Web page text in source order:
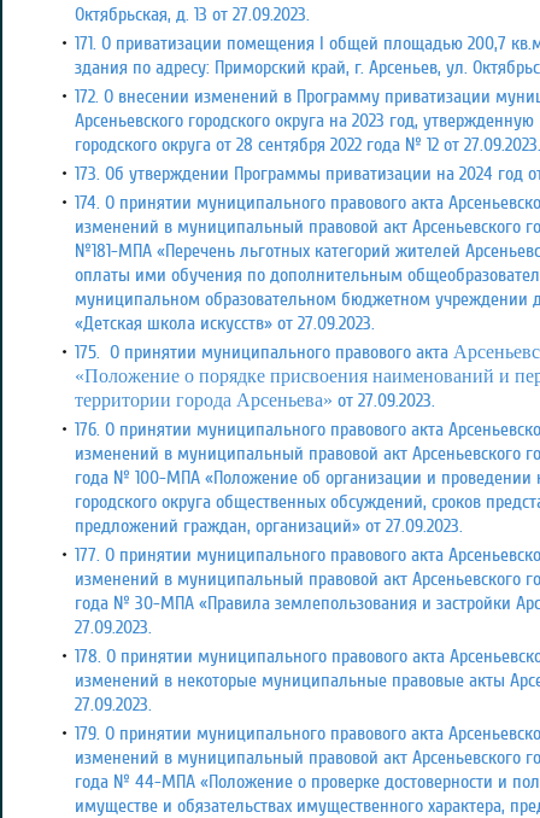
Октябрьская, д. 13 от 27.09.2023.
171. О приватизации помещения I общей площадью 200,7
здания по адресу: Приморский край, г. Арсеньев, ул.
172. О внесении изменений в Программу приватизации
Арсеньевского городского округа на 2023 год,
городского округа от 28 сентября 2022 года № 12 от 27.09.2023.
173. Об утверждении Программы приватизации на 2024 год
174. О принятии муниципального правового акта
изменений в муниципальный правовой акт Арсеньевского
№181-МПА «Перечень льготных категорий жителей
оплаты ими обучения по дополнительным
муниципальном образовательном бюджетном учреждении
«Детская школа искусств» от 27.09.2023.
175. О принятии муниципального правового акта
«Положение о порядке присвоения наименований и
территории города Арсеньева» от 27.09.2023.
176. О принятии муниципального правового акта
изменений в муниципальный правовой акт Арсеньевского
года № 100-МПА «Положение об организации и проведении
городского округа общественных обсуждений, сроков
предложений граждан, организаций» от 27.09.2023.
177. О принятии муниципального правового акта
изменений в муниципальный правовой акт Арсеньевского
года № 30-МПА «Правила землепользования и застройки
27.09.2023.
178. О принятии муниципального правового акта
изменений в некоторые муниципальные правовые акты
27.09.2023.
179. О принятии муниципального правового акта
изменений в муниципальный правовой акт Арсеньевского
года № 44-МПА «Положение о проверке достоверности и
имуществе и обязательствах имущественного характера,